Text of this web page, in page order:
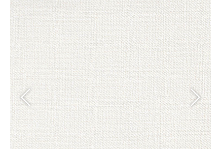
商品を探す トップ
カーテン
床材
ブランド・コレクション
Lilycolor Coordinate 着せ替えシミュレーション
カタログ一覧
カタログ一覧 トップ
壁紙
カーテン
サステナブル商品
ノンワックス床タイル
壁紙機能性ガイド
施工事例
施工事例 トップ
医療・福祉施設
ホテル・オフィス・店舗
モデルハウス
新築戸建・マンション
リリカラノート
ショールーム